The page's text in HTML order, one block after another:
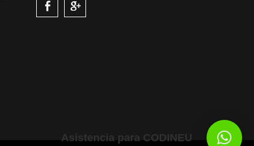
Asistencia para CODINEU